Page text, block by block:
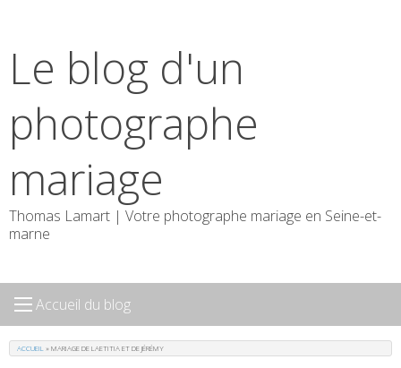
content
Le blog d'un
photographe
mariage
Thomas Lamart | Votre photographe mariage en Seine-et-
marne
Accueil du blog
ACCUEIL »MARIAGE DE LAETITIA ET DE JÉRÉMY